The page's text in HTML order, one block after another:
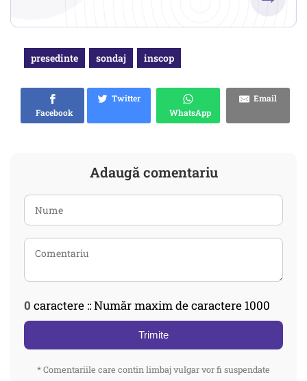
presedinte sondaj inscop
Facebook
Twitter
WhatsApp
Email
Adaugă comentariu
0 caractere :: Număr maxim de caractere 1000
Trimite
* Comentariile care contin limbaj vulgar vor fi suspendate